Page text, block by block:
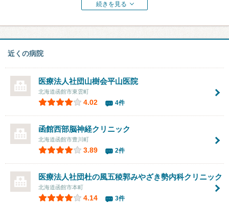
続きを見る
近くの病院
医療法人社団山樹会平山医院
北海道函館市東雲町
4.02 4件
函館西部脳神経クリニック
北海道函館市豊川町
3.89 2件
医療法人社団杜の風五稜郭みやざき勢内科クリニック
北海道函館市本町
4.14 3件